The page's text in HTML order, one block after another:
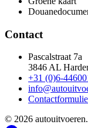
Contact
Pascalstraat 7a
3846 AL
+31 (0)6-
© 2026